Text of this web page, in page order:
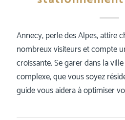
Annecy, perle des Alpes, attire
nombreux visiteurs et compte
croissante. Se garer dans la
complexe, que vous soyez
guide vous aidera à optimiser